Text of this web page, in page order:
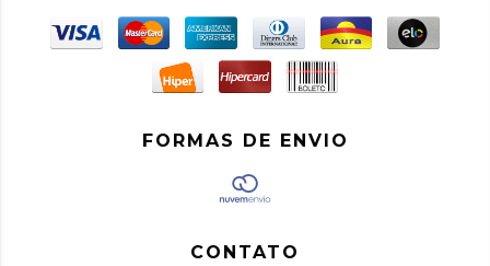
FORMAS DE ENVIO
CONTATO